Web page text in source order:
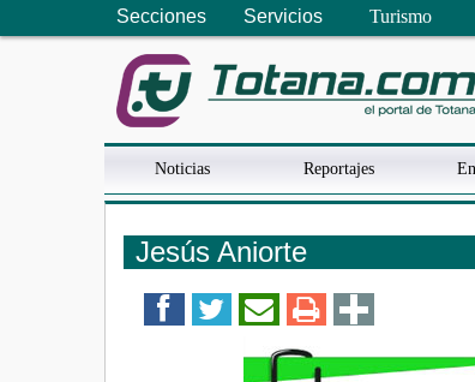
Secciones Servicios Turismo
Noticias Reportajes
Jesús Aniorte